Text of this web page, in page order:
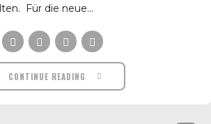
Für die neue...
CONTINUE READING